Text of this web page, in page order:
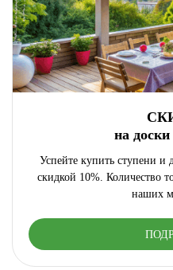
на
Успейте купить ступени и
скидкой 10%. Количество
наших